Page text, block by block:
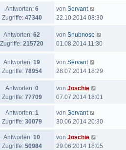
Antworten: 6
Zugriffe: 47340
von Servant
22.10.2014 08:30
Antworten: 62
Zugriffe: 215720
von Snubnose
01.08.2014 11:30
Antworten: 19
Zugriffe: 78954
von Servant
28.07.2014 18:29
Antworten: 0
Zugriffe: 77709
von Joschie
07.07.2014 18:01
Antworten: 1
Zugriffe: 30079
von Servant
30.06.2014 20:30
Antworten: 10
Zugriffe: 50984
von Joschie
29.06.2014 18:05